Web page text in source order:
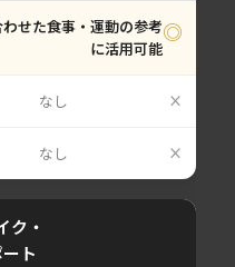
せた食事・運動の参考
に活用可能
◎
なし ×
なし ×
ク・
ト